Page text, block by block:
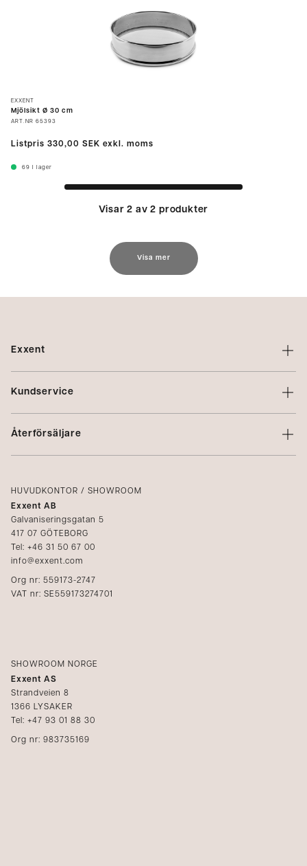
EXXENT
Mjölsikt Ø 30 cm
ART.NR 65393
Listpris 330,00 SEK exkl. moms
69 I lager
Visar 2 av 2 produkter
Visa mer
Exxent
Om Exxent
Profilering
Integritetspolicy
Kundservice
Kontakta oss
Återförsäljare
Kataloger
Mediabank
Bli återförsäljare
HUVUDKONTOR / SHOWROOM
Exxent AB
Galvaniseringsgatan 5
417 07 GÖTEBORG
Tel: +46 31 50 67 00
info@exxent.com
Org nr: 559173-2747
VAT nr: SE559173274701
SHOWROOM NORGE
Exxent AS
Strandveien 8
1366 LYSAKER
Tel: +47 93 01 88 30
Org nr: 983735169